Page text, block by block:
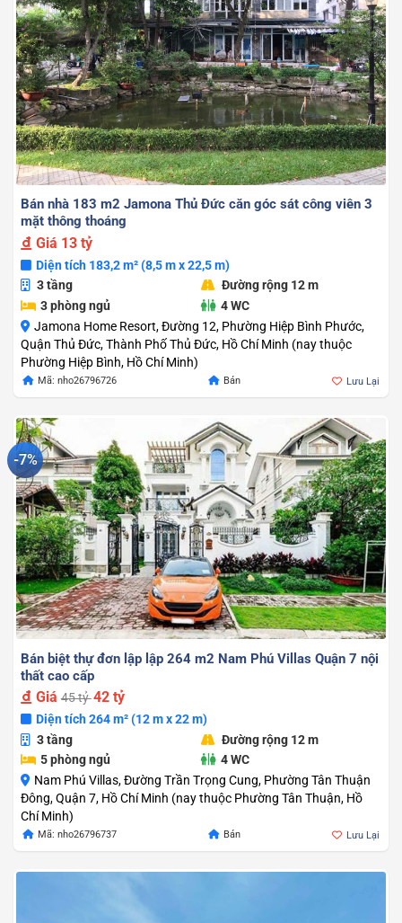
Bán nhà 183 m2 Jamona Thủ Đức căn góc sát công viên 3
mặt thông thoáng
Giá 13 tỷ
Diện tích 183,2 m² (8,5 m x 22,5 m)
3 tầng
Đường rộng 12 m
3 phòng ngủ
4 WC
Jamona Home Resort, Đường 12, Phường Hiệp Bình Phước,
Quận Thủ Đức, Thành Phố Thủ Đức, Hồ Chí Minh (nay thuộc
Phường Hiệp Bình, Hồ Chí Minh)
Mã: nho26796726 Bán Lưu Lại
-7%
Bán biệt thự đơn lập lập 264 m2 Nam Phú Villas Quận 7 nội
thất cao cấp
Giá45 tỷ42 tỷ
Diện tích 264 m² (12 m x 22 m)
3 tầng
Đường rộng 12 m
5 phòng ngủ
4 WC
Nam Phú Villas, Đường Trần Trọng Cung, Phường Tân Thuận
Đông, Quận 7, Hồ Chí Minh (nay thuộc Phường Tân Thuận, Hồ
Chí Minh)
Mã: nho26796737 Bán
Giá
45.000.000.000
Giá Lưu Lại